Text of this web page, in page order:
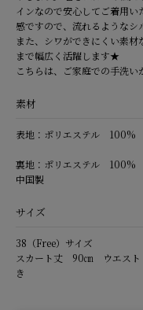
インなので安心してご着用い
感ですので、流れるようなシ
また、シワができにくい素
まで幅広く活躍します★
こちらは、ご家庭での手洗い
素材
表地：ポリエステル 100%
裏地：ポリエステル 100%
中国製
サイズ
38（Free）サイズ
スカート丈 90㎝ ウエス
き